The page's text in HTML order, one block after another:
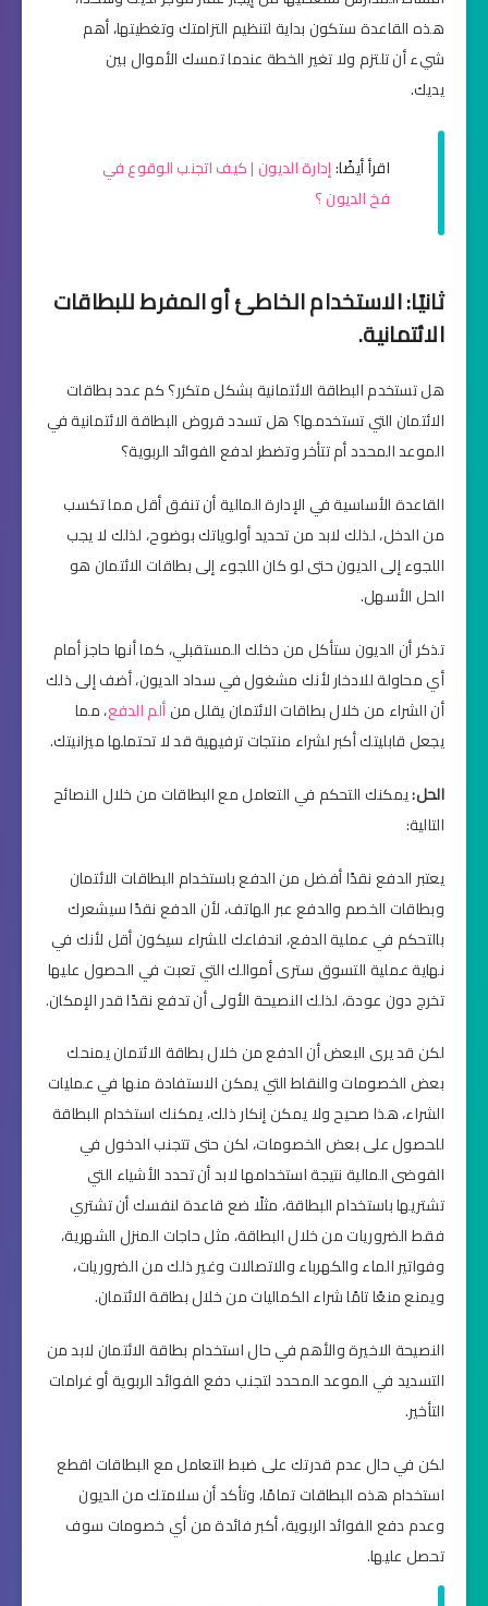
هذه القاعدة ستكون بداية لتنظيم التزامتك وتغطيتها، أهم
شيء أن تلتزم ولا تغير الخطة عندما تمسك الأموال بين
يديك.
اقرأ أيضًا:إدارة الديون | كيف اتجنب الوقوع في
فخ الديون ؟
ثانيًا: الاستخدام الخاطئ أو المفرط للبطاقات
الائتمانية.
هل تستخدم البطاقة الائتمانية بشكل متكرر؟ كم عدد بطاقات
الائتمان التي تستخدمها؟ هل تسدد قروض البطاقة الائتمانية في
الموعد المحدد أم تتأخر وتضطر لدفع الفوائد الربوية؟
القاعدة الأساسية في الإدارة المالية أن تنفق أقل مما تكسب
من الدخل، لذلك لابد من تحديد أولوياتك بوضوح، لذلك لا يجب
اللجوء إلى الديون حتى لو كان اللجوء إلى بطاقات الائتمان هو
الحل الأسهل.
تذكر أن الديون ستأكل من دخلك المستقبلي، كما أنها حاجز أمام
أي محاولة للادخار لأنك مشغول في سداد الديون، أضف إلى ذلك
أن الشراء من خلال بطاقات الائتمان يقلل منألم الدفع، مما
يجعل قابليتك أكبر لشراء منتجات ترفيهية قد لا تحتملها ميزانيتك.
الحل:يمكنك التحكم في التعامل مع البطاقات من خلال النصائح
التالية:
يعتبر الدفع نقدًا أفضل من الدفع باستخدام البطاقات الائتمان
وبطاقات الخصم والدفع عبر الهاتف، لأن الدفع نقدًا سيشعرك
بالتحكم في عملية الدفع، اندفاعك للشراء سيكون أقل لأنك في
نهاية عملية التسوق سترى أموالك التي تعبت في الحصول عليها
تخرج دون عودة، لذلك النصيحة الأولى أن تدفع نقدًا قدر الإمكان.
لكن قد يرى البعض أن الدفع من خلال بطاقة الائتمان يمنحك
بعض الخصومات والنقاط التي يمكن الاستفادة منها في عمليات
الشراء، هذا صحيح ولا يمكن إنكار ذلك، يمكنك استخدام البطاقة
للحصول على بعض الخصومات، لكن حتى تتجنب الدخول في
الفوضى المالية نتيجة استخدامها لابد أن تحدد الأشياء التي
تشتريها باستخدام البطاقة، مثلًا ضع قاعدة لنفسك أن تشتري
فقط الضروريات من خلال البطاقة، مثل حاجات المنزل الشهرية،
وفواتير الماء والكهرباء والاتصالات وغير ذلك من الضروريات،
ويمنع منعًا تامًا شراء الكماليات من خلال بطاقة الائتمان.
النصيحة الاخيرة والأهم في حال استخدام بطاقة الائتمان لابد من
التسديد في الموعد المحدد لتجنب دفع الفوائد الربوية أو غرامات
التأخير.
لكن في حال عدم قدرتك على ضبط التعامل مع البطاقات اقطع
استخدام هذه البطاقات تمامًا، وتأكد أن سلامتك من الديون
وعدم دفع الفوائد الربوية، أكبر فائدة من أي خصومات سوف
تحصل عليها.